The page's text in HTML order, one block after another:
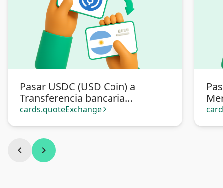
Pasar USDC (USD Coin) a
Transferencia bancaria
Argentina
cards.quoteExchange arrow_forward_ios
chevron_left chevron_right